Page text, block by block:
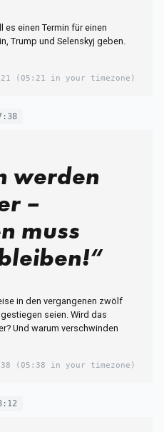
einen Termin für einen
Trump und Selenskyj geben.
(05:21 in your timezone)
werden
–
muss
in den vergangenen zwölf
seien. Wird das
Und warum verschwinden
(05:38 in your timezone)